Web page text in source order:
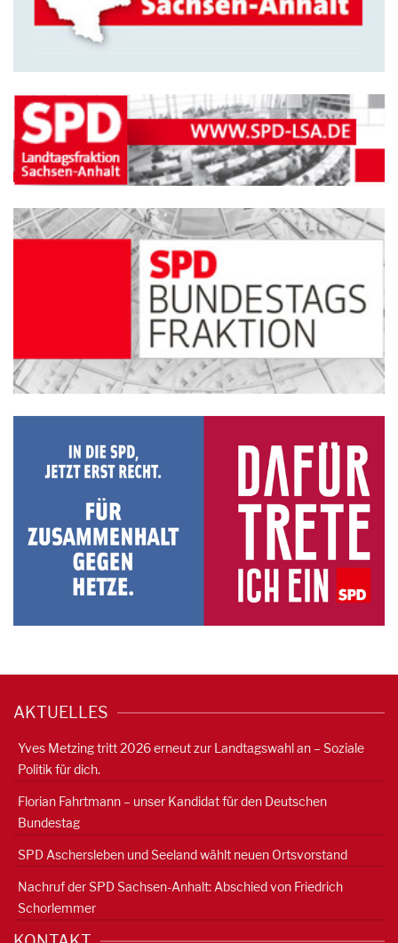
AKTUELLES
Yves Metzing tritt 2026 erneut zur Landtagswahl an – Soziale
Politik für dich.
Florian Fahrtmann – unser Kandidat für den Deutschen
Bundestag
SPD Aschersleben und Seeland wählt neuen Ortsvorstand
Nachruf der SPD Sachsen-Anhalt: Abschied von Friedrich
Schorlemmer